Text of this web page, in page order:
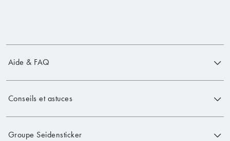
Aide & FAQ
Conseils et astuces
Groupe Seidensticker